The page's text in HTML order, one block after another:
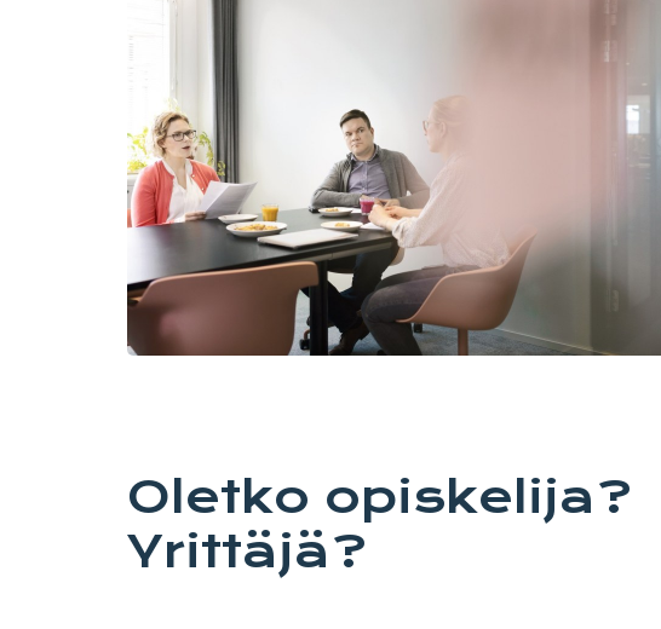
Oletko opiskelija?
Yrittäjä?